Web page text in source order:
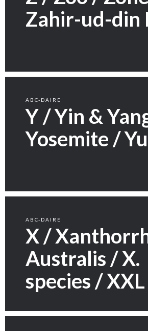
Zahir-ud-din
ABC-DAIRE
Y / Yin &
Yosemite /
ABC-DAIRE
X /
Australis / X.
species / XXL